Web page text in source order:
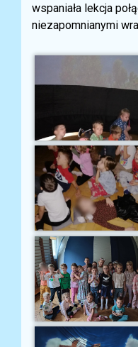
wspaniała lekcja
niezapomnianymi